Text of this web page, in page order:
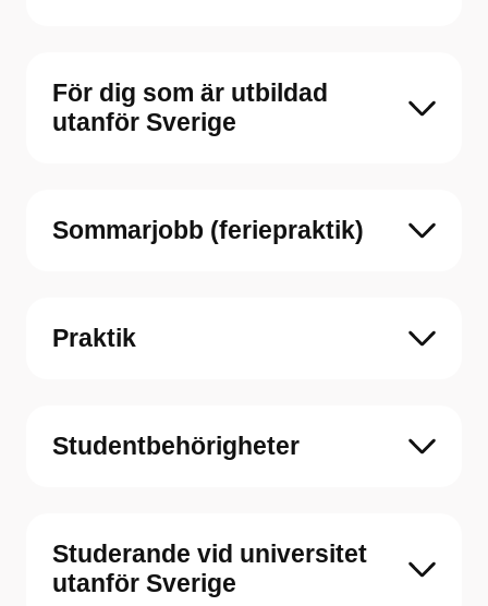
För dig som är utbildad
utanför Sverige
Sommarjobb (feriepraktik)
Praktik
Studentbehörigheter
Studerande vid universitet
utanför Sverige